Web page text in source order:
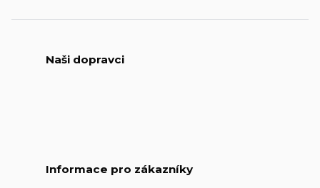
Naši dopravci
Informace pro zákazníky